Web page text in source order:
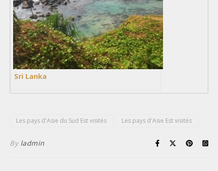
Sri Lanka
Les pays d'Asie du Sud Est visités Les pays d'Asie Est visités
By ladmin